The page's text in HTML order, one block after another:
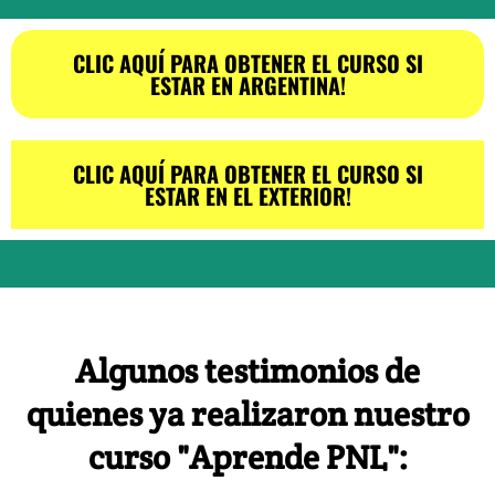
CLIC AQUÍ PARA OBTENER EL CURSO SI
ESTAR EN ARGENTINA!
CLIC AQUÍ PARA OBTENER EL CURSO SI
ESTAR EN EL EXTERIOR!
Algunos testimonios de
quienes ya realizaron nuestro
curso "Aprende PNL":